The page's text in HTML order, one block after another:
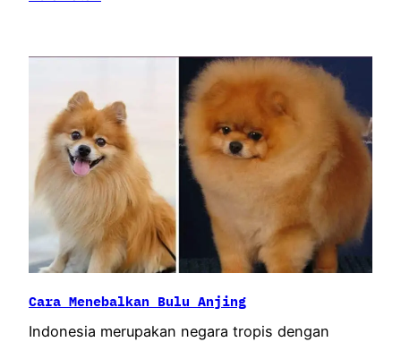
Cara Menebalkan Bulu Anjing
Indonesia merupakan negara tropis dengan